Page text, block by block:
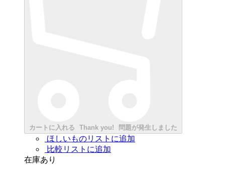
カートに入れる Thank you! 問題が発生しました
ほしいものリストに追加
比較リストに追加
在庫あり